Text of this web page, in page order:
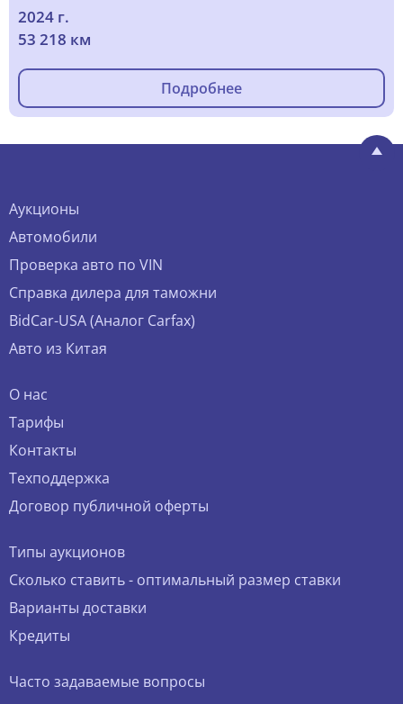
2024 г.
53 218 км
Подробнее
Аукционы
Автомобили
Проверка авто по VIN
Справка дилера для таможни
BidCar-USA (Аналог Carfax)
Авто из Китая
О нас
Тарифы
Контакты
Техподдержка
Договор публичной оферты
Типы аукционов
Сколько ставить - оптимальный размер ставки
Варианты доставки
Кредиты
Часто задаваемые вопросы